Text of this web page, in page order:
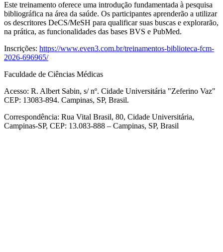
Este treinamento oferece uma introdução fundamentada à pesquisa
bibliográfica na área da saúde. Os participantes aprenderão a utilizar
os descritores DeCS/MeSH para qualificar suas buscas e explorarão,
na prática, as funcionalidades das bases BVS e PubMed.
Inscrições: https://www.even3.com.br/treinamentos-biblioteca-fcm-
2026-696965/
Faculdade de Ciências Médicas
Acesso: R. Albert Sabin, s/ nº. Cidade Universitária "Zeferino Vaz"
CEP: 13083-894. Campinas, SP, Brasil.
Correspondência: Rua Vital Brasil, 80, Cidade Universitária,
Campinas-SP, CEP: 13.083-888 – Campinas, SP, Brasil